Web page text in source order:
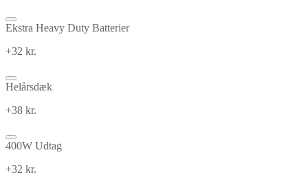
Ekstra Heavy Duty Batterier
+32 kr.
Helårsdæk
+38 kr.
400W Udtag
+32 kr.